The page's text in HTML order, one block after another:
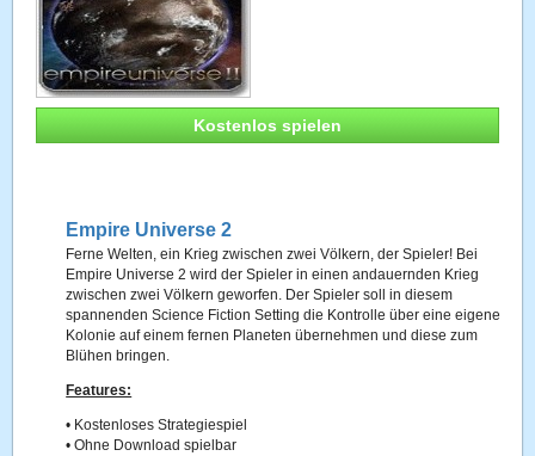
Kostenlos spielen
Empire Universe 2
Ferne Welten, ein Krieg zwischen zwei Völkern, der Spieler! Bei
Empire Universe 2 wird der Spieler in einen andauernden Krieg
zwischen zwei Völkern geworfen. Der Spieler soll in diesem
spannenden Science Fiction Setting die Kontrolle über eine eigene
Kolonie auf einem fernen Planeten übernehmen und diese zum
Blühen bringen.
Features:
• Kostenloses Strategiespiel
• Ohne Download spielbar